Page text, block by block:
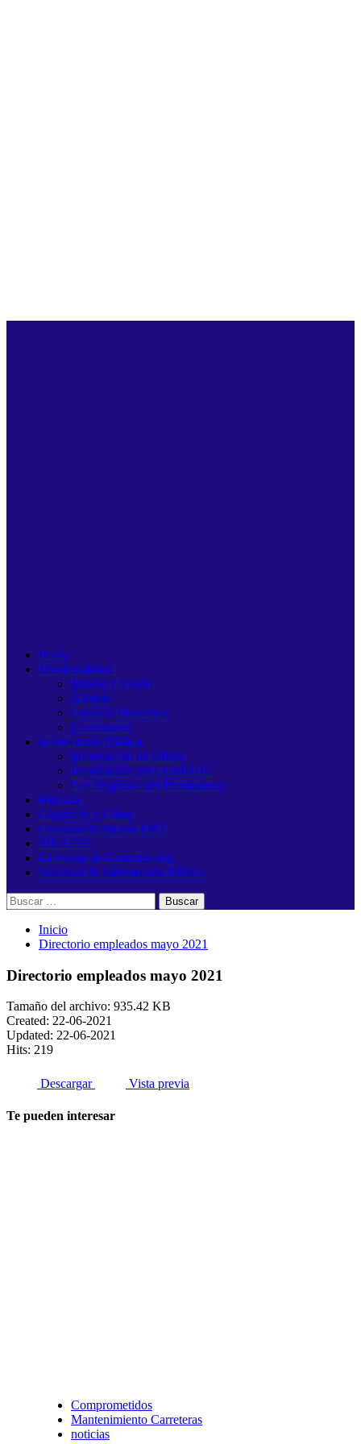
Inicio
Municipalidad
Misión y Visión
Alcalde
Concejo Municipal
Comisiones
Información Pública
Información de Oficio
Información del COMUDE
Ley Orgánica del Presupuesto
Historia
Geografía y Clima
Consulta de Multas PMT
SINACIG
Licencias de Construcción
Solicitud de Información Pública
Buscar:
Inicio
Directorio empleados mayo 2021
Directorio empleados mayo 2021
Tamaño del archivo: 935.42 KB
Created: 22-06-2021
Updated: 22-06-2021
Hits: 219
Descargar Vista previa
Te pueden interesar
Comprometidos
Mantenimiento Carreteras
noticias